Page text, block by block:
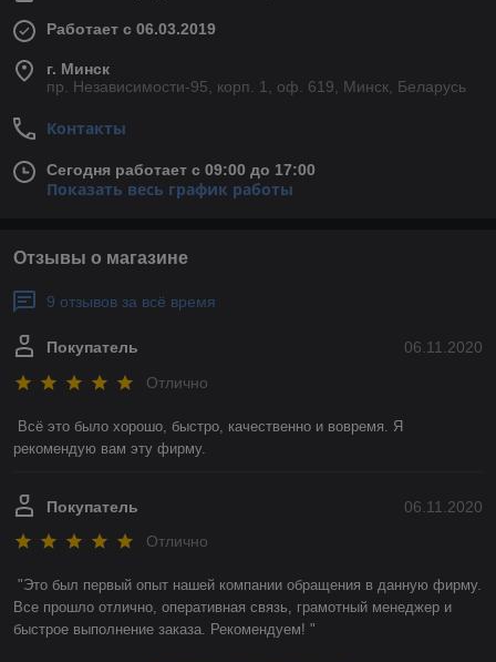
Работает с 06.03.2019
г. Минск
пр. Независимости-95, корп. 1, оф. 619, Минск, Беларусь
Контакты
Сегодня работает с 09:00 до 17:00
Показать весь график работы
Отзывы о магазине
9 отзывов за всё время
06.11.2020
Покупатель
Отлично
Всё это было хорошо, быстро, качественно и вовремя. Я
рекомендую вам эту фирму.
06.11.2020
Покупатель
Отлично
"Это был первый опыт нашей компании обращения в данную фирму.
Все прошло отлично, оперативная связь, грамотный менеджер и
быстрое выполнение заказа. Рекомендуем! "